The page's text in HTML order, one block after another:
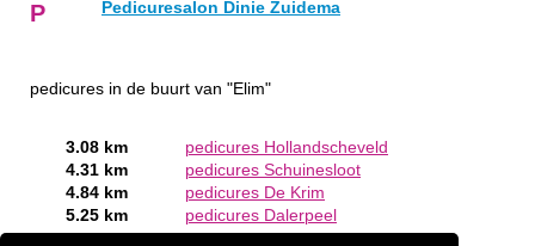
P Pedicuresalon Dinie Zuidema
pedicures in de buurt van "Elim"
3.08 km
pedicures Hollandscheveld
4.31 km
pedicures Schuinesloot
4.84 km
pedicures De Krim
5.25 km
pedicures Dalerpeel